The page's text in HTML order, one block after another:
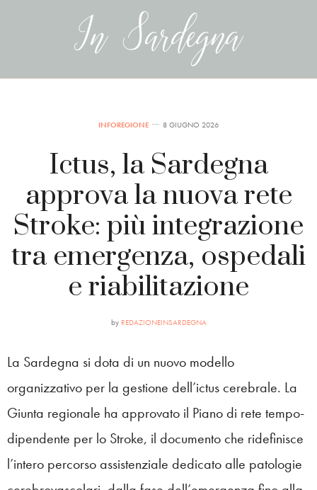
INFOREGIONE 8 GIUGNO 2026
Ictus, la Sardegna
approva la nuova rete
Stroke: più integrazione
tra emergenza, ospedali
e riabilitazione
by REDAZIONEINSARDEGNA
La Sardegna si dota di un nuovo modello
organizzativo per la gestione dell’ictus cerebrale. La
Giunta regionale ha approvato il Piano di rete tempo-
dipendente per lo Stroke, il documento che ridefinisce
l’intero percorso assistenziale dedicato alle patologie